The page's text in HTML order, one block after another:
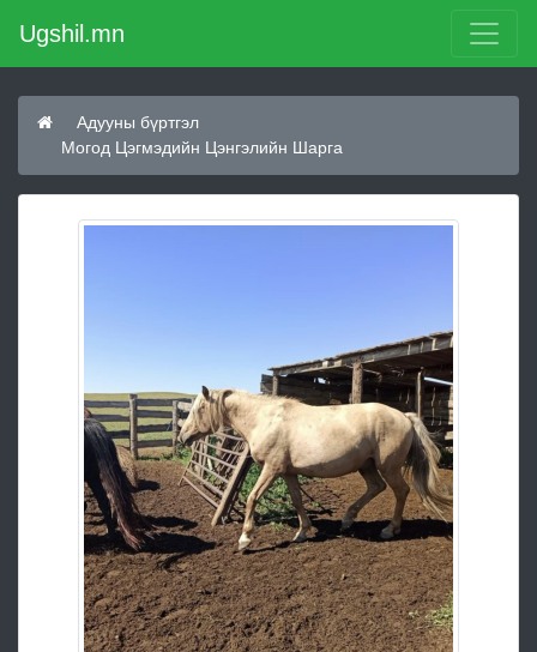
Ugshil.mn
Адууны бүртгэл
Могод Цэгмэдийн Цэнгэлийн Шарга